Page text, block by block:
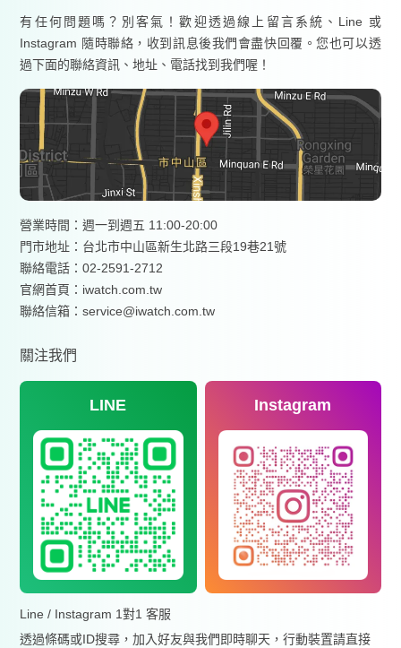
有任何問題嗎？別客氣！歡迎透過線上留言系統、Line 或
Instagram 隨時聯絡，收到訊息後我們會盡快回覆。您也可以透
過下面的聯絡資訊、地址、電話找到我們喔！
營業時間：週一到週五 11:00-20:00
門市地址：台北市中山區新生北路三段19巷21號
聯絡電話：02-2591-2712
官網首頁： iwatch.com.tw
聯絡信箱：service@iwatch.com.tw
關注我們
LINE Instagram
Line / Instagram 1對1 客服
透過條碼或ID搜尋，加入好友與我們即時聊天，行動裝置請直接